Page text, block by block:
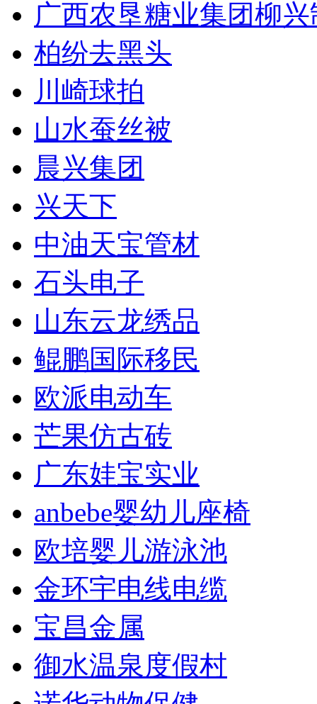
广西农垦糖业集团柳
柏纷去黑头
川崎球拍
山水蚕丝被
晨兴集团
兴天下
中油天宝管材
石头电子
山东云龙绣品
鲲鹏国际移民
欧派电动车
芒果仿古砖
广东娃宝实业
anbebe婴幼儿座椅
欧培婴儿游泳池
金环宇电线电缆
宝昌金属
御水温泉度假村